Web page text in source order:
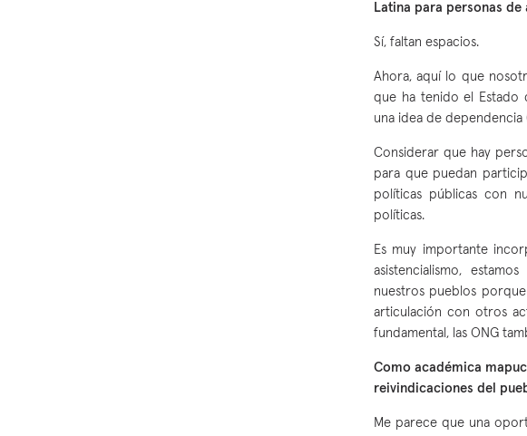
Latina para personas de
Sí, faltan espacios.
Ahora, aquí lo que
que ha tenido el Estado
una idea de dependencia
Considerar que hay
para que puedan
políticas públicas con
políticas.
Es muy importante
asistencialismo,
nuestros pueblos
articulación con otros
fundamental, las ONG
Como académica
reivindicaciones del
Me parece que una